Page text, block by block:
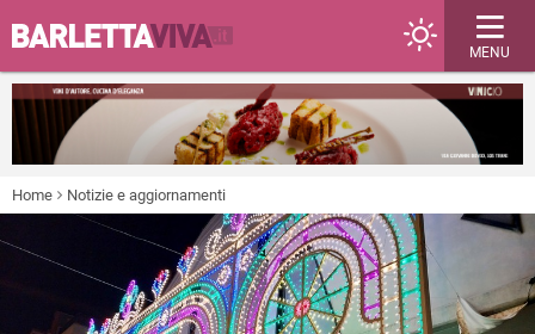
MENU
Home Notizie e aggiornamenti